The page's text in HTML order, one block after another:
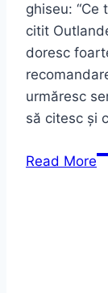
ghiseu: “Ce
citit
doresc
urmăresc
să citesc și
Read More